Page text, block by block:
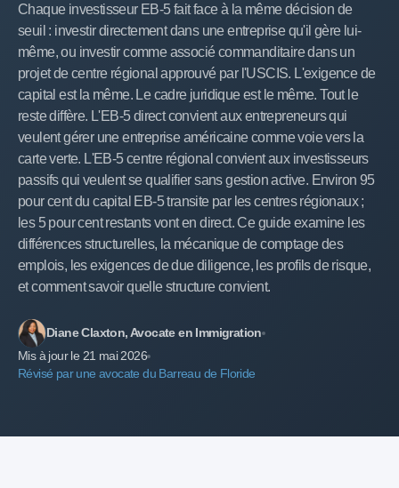
Chaque investisseur EB-5 fait face à la même décision de
seuil : investir directement dans une entreprise qu'il gère lui-
même, ou investir comme associé commanditaire dans un
projet de centre régional approuvé par l'USCIS. L'exigence de
capital est la même. Le cadre juridique est le même. Tout le
reste diffère. L'EB-5 direct convient aux entrepreneurs qui
veulent gérer une entreprise américaine comme voie vers la
carte verte. L'EB-5 centre régional convient aux investisseurs
passifs qui veulent se qualifier sans gestion active. Environ 95
pour cent du capital EB-5 transite par les centres régionaux ;
les 5 pour cent restants vont en direct. Ce guide examine les
différences structurelles, la mécanique de comptage des
emplois, les exigences de due diligence, les profils de risque,
et comment savoir quelle structure convient.
Diane Claxton, Avocate en Immigration
Mis à jour le 21 mai 2026
Révisé par une avocate du Barreau de Floride